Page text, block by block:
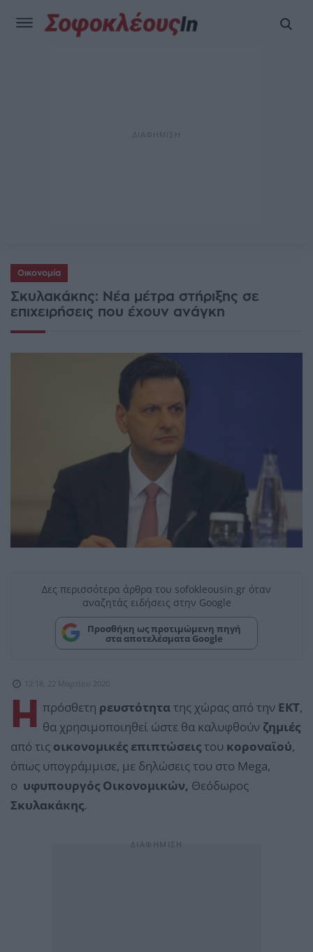
Οικονομία
Σκυλακάκης: Νέα μέτρα στήριξης σε
επιχειρήσεις που έχουν ανάγκη
Δες περισσότερα άρθρα του sofokleousin.gr όταν
αναζητάς ειδήσεις στην Google
Προσθήκη ως προτιμώμενη πηγή
στα αποτελέσματα Google
12:18, 22 Μαρτίου 2020
Η πρόσθετη ρευστότητατης χώρας από την ΕΚΤ,
θα χρησιμοποιηθεί ώστε θα καλυφθούν ζημιές
από τις οικονομικές επιπτώσειςτου κοροναϊού,
όπως υπογράμμισε, με δηλώσεις του στο Mega,
ο υφυπουργός Οικονομικών, Θεόδωρος
Σκυλακάκης.